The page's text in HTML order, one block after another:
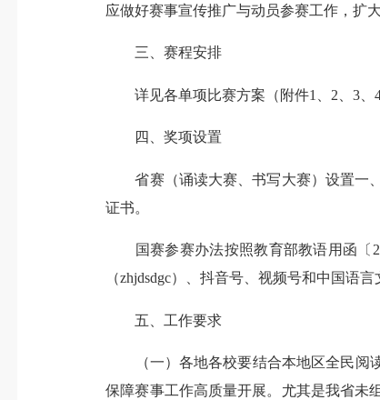
应做好赛事宣传推广与动员参赛工作，扩
三、赛程安排
详见各单项比赛方案（附件1、2、3、4
四、奖项设置
省赛（诵读大赛、书写大赛）设置一、
证书。
国赛参赛办法按照教育部教语用函〔
（zhjdsdgc）、抖音号、视频号和中国语
五、工作要求
（一）各地各校要结合本地区全民阅读
保障赛事工作高质量开展。尤其是我省未